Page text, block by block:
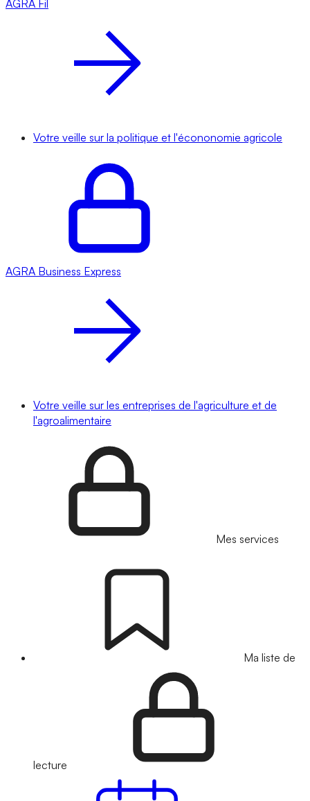
AGRA Fil
Votre veille sur la politique et l'écononomie agricole
AGRA Business Express
Votre veille sur les entreprises de l'agriculture et de
l'agroalimentaire
Mes services
Ma liste de
lecture